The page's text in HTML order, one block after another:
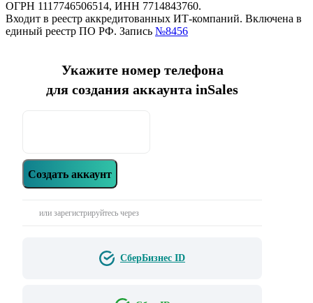
ОГРН 1117746506514, ИНН 7714843760.
Входит в реестр аккредитованных ИТ-компаний. Включена в
единый реестр ПО РФ. Запись №8456
Укажите номер телефона
для создания аккаунта inSales
Создать аккаунт
или зарегистрируйтесь через
СберБизнес ID